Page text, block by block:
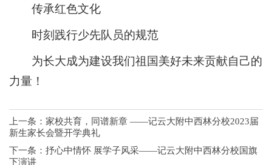
传承红色文化
时刻践行少先队员的规范
为长大成为建设我们祖国美好未来贡献自己的
力量！
上一条： 家校共育，同谱新章 ——记云大附中西林分校2023届
新生家长会暨开学典礼
下一条： 抒心中情怀 展学子风采——记云大附中西林分校国旗
下演讲